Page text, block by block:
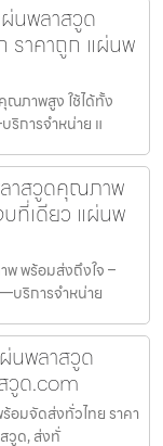
นพลาสวูด
ราคาถูก แผ่นพ
ณภาพสูง ใช้ได้ทั้ง
การจำหน่าย แ
ลาสวูดคุณภาพ
ที่เดียว แผ่นพ
พร้อมส่งถึงใจ –
บริการจำหน่าย
นพลาสวูด
วูด.com
อมจัดส่งทั่วไทย ราคา
วูด, ส่งทั่